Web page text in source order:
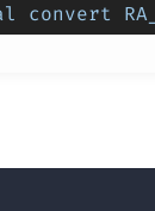
convert